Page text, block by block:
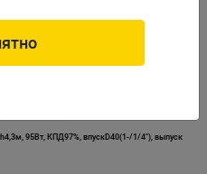
95Вт, КПД97%, впускD40(1-/1/4"), выпуск